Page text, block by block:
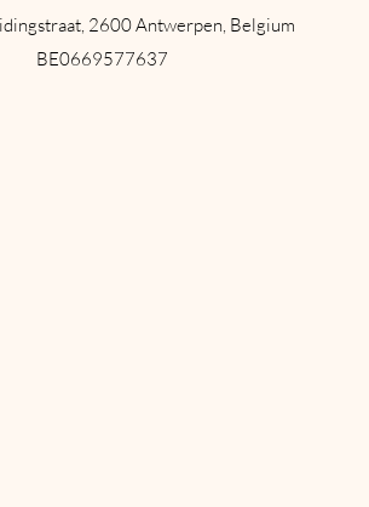
2600 Antwerpen, Belgium
BE0669577637